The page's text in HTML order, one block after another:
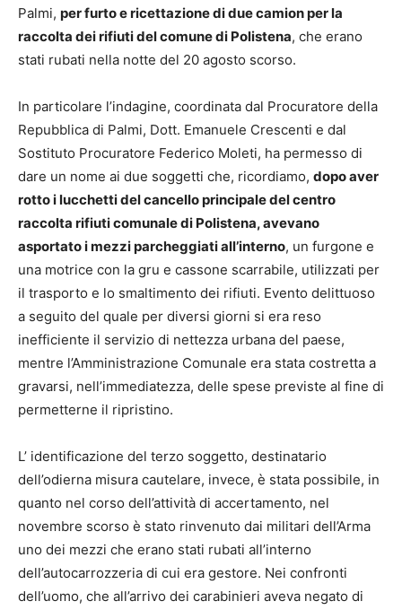
Palmi, per furto e ricettazione di due camion per la
raccolta dei rifiuti del comune di Polistena, che erano
stati rubati nella notte del 20 agosto scorso.
In particolare l’indagine, coordinata dal Procuratore della
Repubblica di Palmi, Dott. Emanuele Crescenti e dal
Sostituto Procuratore Federico Moleti, ha permesso di
dare un nome ai due soggetti che, ricordiamo, dopo aver
rotto i lucchetti del cancello principale del centro
raccolta rifiuti comunale di Polistena, avevano
asportato i mezzi parcheggiati all’interno, un furgone e
una motrice con la gru e cassone scarrabile, utilizzati per
il trasporto e lo smaltimento dei rifiuti. Evento delittuoso
a seguito del quale per diversi giorni si era reso
inefficiente il servizio di nettezza urbana del paese,
mentre l’Amministrazione Comunale era stata costretta a
gravarsi, nell’immediatezza, delle spese previste al fine di
permetterne il ripristino.
L’ identificazione del terzo soggetto, destinatario
dell’odierna misura cautelare, invece, è stata possibile, in
quanto nel corso dell’attività di accertamento, nel
novembre scorso è stato rinvenuto dai militari dell’Arma
uno dei mezzi che erano stati rubati all’interno
dell’autocarrozzeria di cui era gestore. Nei confronti
dell’uomo, che all’arrivo dei carabinieri aveva negato di